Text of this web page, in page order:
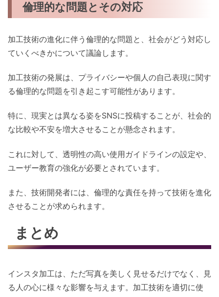
倫理的な問題とその対応
加工技術の進化に伴う倫理的な問題と、社会がどう対応し
ていくべきかについて議論します。
加工技術の発展は、プライバシーや個人の自己表現に関す
る倫理的な問題を引き起こす可能性があります。
特に、現実とは異なる姿をSNSに投稿することが、社会的
な比較や不安を増大させることが懸念されます。
これに対して、透明性の高い使用ガイドラインの設定や、
ユーザー教育の強化が必要とされています。
また、技術開発者には、倫理的な責任を持って技術を進化
させることが求められます。
まとめ
インスタ加工は、ただ写真を美しく見せるだけでなく、見
る人の心に様々な影響を与えます。加工技術を適切に使